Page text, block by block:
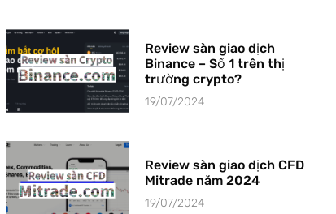
Review sàn giao dịch
Binance – Số 1 trên thị
trường crypto?
19/07/2024
Review sàn giao dịch CFD
Mitrade năm 2024
19/07/2024